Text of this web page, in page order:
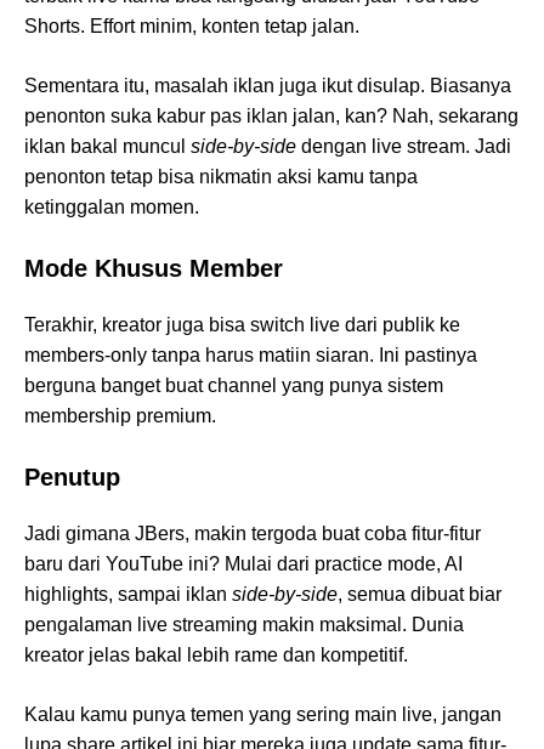
Shorts. Effort minim, konten tetap jalan.
Sementara itu, masalah iklan juga ikut disulap. Biasanya
penonton suka kabur pas iklan jalan, kan? Nah, sekarang
iklan bakal muncul side-by-side dengan live stream. Jadi
penonton tetap bisa nikmatin aksi kamu tanpa
ketinggalan momen.
Mode Khusus Member
Terakhir, kreator juga bisa switch live dari publik ke
members-only tanpa harus matiin siaran. Ini pastinya
berguna banget buat channel yang punya sistem
membership premium.
Penutup
Jadi gimana JBers, makin tergoda buat coba fitur-fitur
baru dari YouTube ini? Mulai dari practice mode, AI
highlights, sampai iklan side-by-side, semua dibuat biar
pengalaman live streaming makin maksimal. Dunia
kreator jelas bakal lebih rame dan kompetitif.
Kalau kamu punya temen yang sering main live, jangan